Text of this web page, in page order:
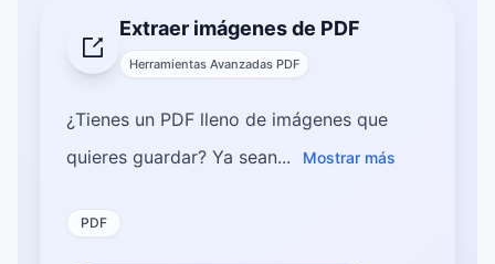
Extraer imágenes de PDF
Herramientas Avanzadas PDF
¿Tienes un PDF lleno de imágenes que
quieres guardar? Ya sean...
Mostrar más
PDF